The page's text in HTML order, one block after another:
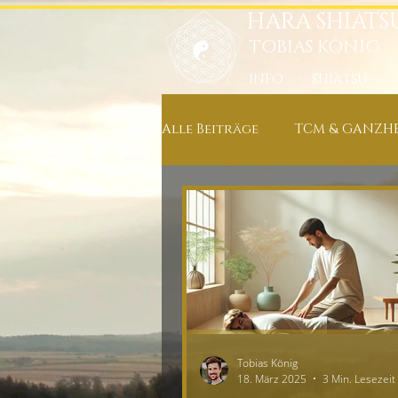
HARA
TOBIAS KÖNIG
INFO SHIATSU
Alle Beiträge TCM &
ERNÄHRUNG & KOCHREZEPTE
NEUIGKEITEN IN MEINER
Tobias König
18. März 2025
3 Min. Lesezeit